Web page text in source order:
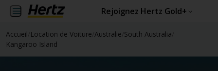
Rejoignez Hertz Gold+
Accueil Location de Voiture Australie South Australia
Kangaroo Island